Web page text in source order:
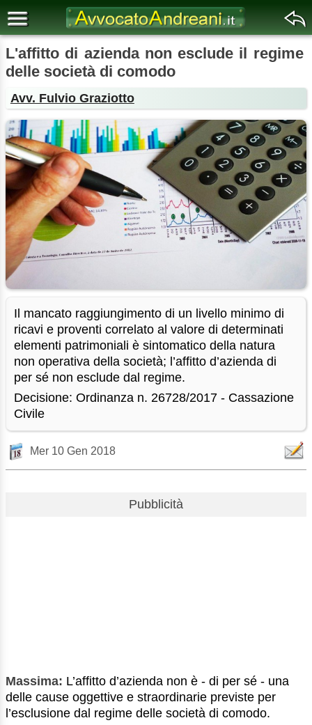
L'affitto di azienda non esclude il regime
delle società di comodo
Avv. Fulvio Graziotto
Il mancato raggiungimento di un livello minimo di
ricavi e proventi correlato al valore di determinati
elementi patrimoniali è sintomatico della natura
non operativa della società; l’affitto d’azienda di
per sé non esclude dal regime.
Decisione: Ordinanza n. 26728/2017 - Cassazione
Civile
Mer 10 Gen 2018
Pubblicità
Massima: L’affitto d’azienda non è - di per sé - una
delle cause oggettive e straordinarie previste per
l’esclusione dal regime delle società di comodo.